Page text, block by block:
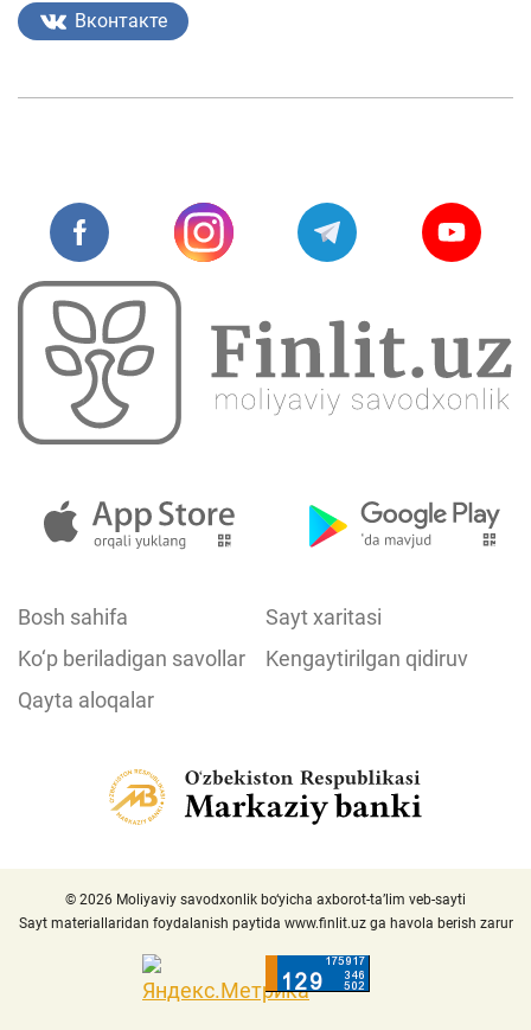
Вконтакте
Bosh sahifa
Sayt xaritasi
Ko‘p beriladigan savollar
Kengaytirilgan qidiruv
Qayta aloqalar
© 2026 Moliyaviy savodxonlik bo‘yicha axborot-ta’lim veb-sayti
Sayt materiallaridan foydalanish paytida www.finlit.uzga havola berish zarur